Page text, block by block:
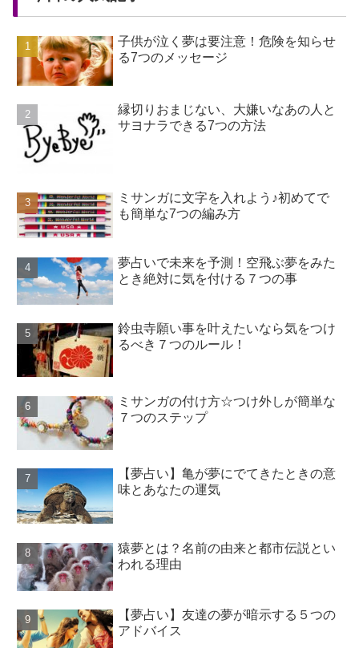
子供が泣く夢は要注意！危険を知らせ
る7つのメッセージ
縁切りおまじない、大嫌いなあの人と
サヨナラできる7つの方法
ミサンガに文字を入れよう♪初めてで
も簡単な7つの編み方
夢占いで未来を予測！空飛ぶ夢をみた
とき絶対に気を付ける７つの事
鈴虫寺願い事を叶えたいなら気をつけ
るべき７つのルール！
ミサンガの付け方☆つけ外しが簡単な
７つのステップ
【夢占い】亀が夢にでてきたときの意
味とあなたの運気
猿夢とは？名前の由来と都市伝説とい
われる理由
【夢占い】友達の夢が暗示する５つの
アドバイス